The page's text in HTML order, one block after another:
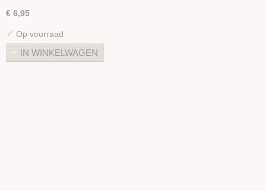
€ 6,95
✓ Op voorraad
IN WINKELWAGEN